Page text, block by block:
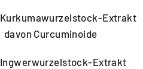
Kurkumawurzelstock-Extrakt
davon Curcuminoide
Ingwerwurzelstock-Extrakt